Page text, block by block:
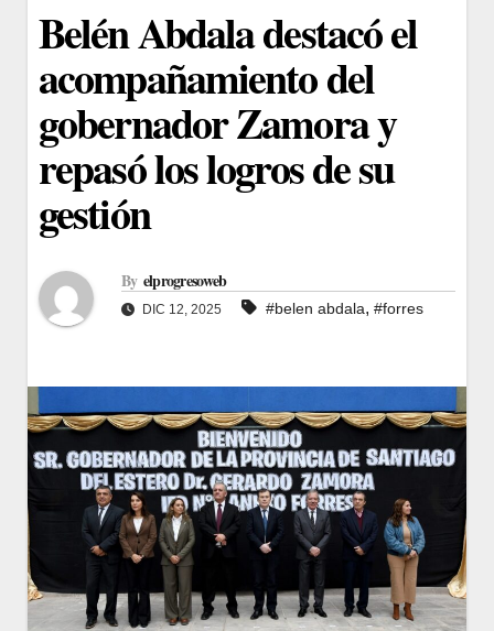
Belén Abdala destacó el
acompañamiento del
gobernador Zamora y
repasó los logros de su
gestión
By elprogresoweb
DIC 12, 2025 #belen abdala, #forres